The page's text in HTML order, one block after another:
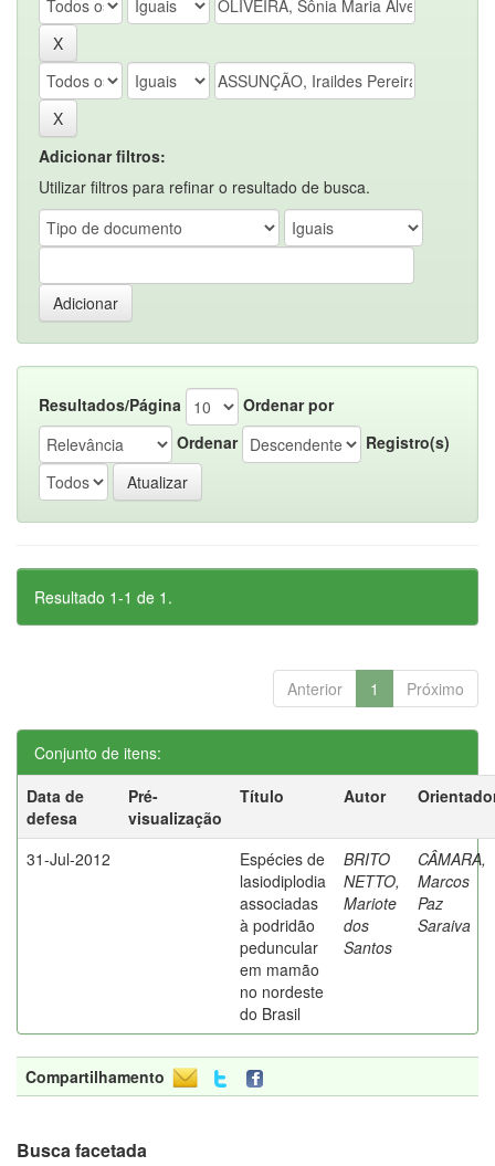
Adicionar filtros:
Utilizar filtros para refinar o resultado de busca.
Resultados/Página
Ordenar por
Ordenar
Registro(s)
Resultado 1-1 de 1.
Anterior 1 Próximo
Conjunto de itens:
Data de
defesa
Pré-
visualização
Título Autor
31-Jul-2012
Espécies de
lasiodiplodia
associadas
à podridão
peduncular
em mamão
no nordeste
do Brasil
BRITO
NETTO,
Mariote
dos
Santos
CÂMARA,
Marcos
Paz
Saraiva
Compartilhamento
Busca facetada